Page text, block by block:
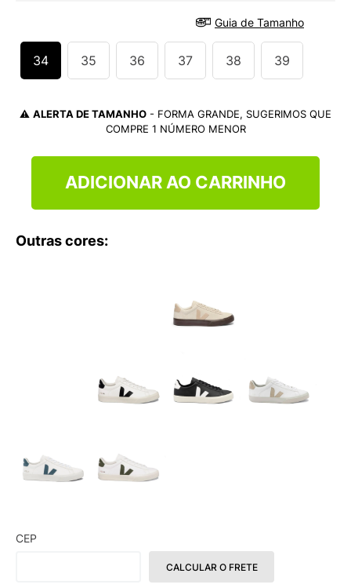
Guia de Tamanho
34 35 36 37 38 39
⚠️ ALERTA DE TAMANHO - FORMA GRANDE, SUGERIMOS QUE
COMPRE 1 NÚMERO MENOR
ADICIONAR AO CARRINHO
Outras cores:
CEP
CALCULAR O FRETE